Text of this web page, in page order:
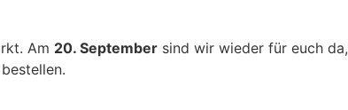
Am 20. September sind wir wieder für euch da,
bestellen.